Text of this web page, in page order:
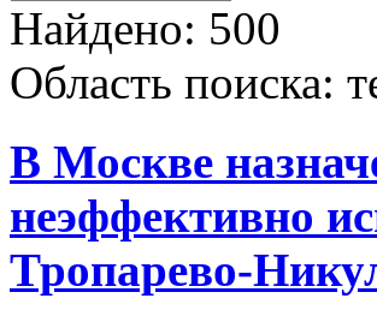
Найдено: 500
Область поиска:
В Москве
неэффективно
Тропарево-